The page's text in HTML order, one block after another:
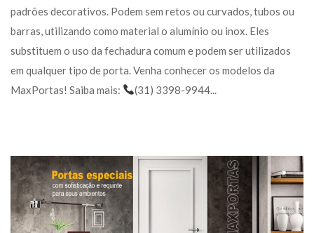
padrões decorativos. Podem sem retos ou curvados, tubos ou
barras, utilizando como material o alumínio ou inox. Eles
ubstituem o uso da fechadura comum e podem ser utilizados
em qualquer tipo de porta. Venha conhecer os modelos da
MaxPortas! Saiba mais:
(31) 3398-9944...